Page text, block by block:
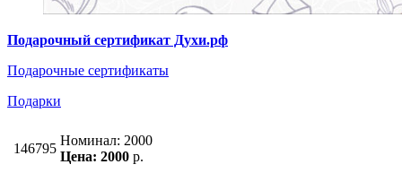
Подарочный сертификат Духи.рф
Подарочные сертификаты
Подарки
146795
Номинал: 2000
Цена: 2000 р.